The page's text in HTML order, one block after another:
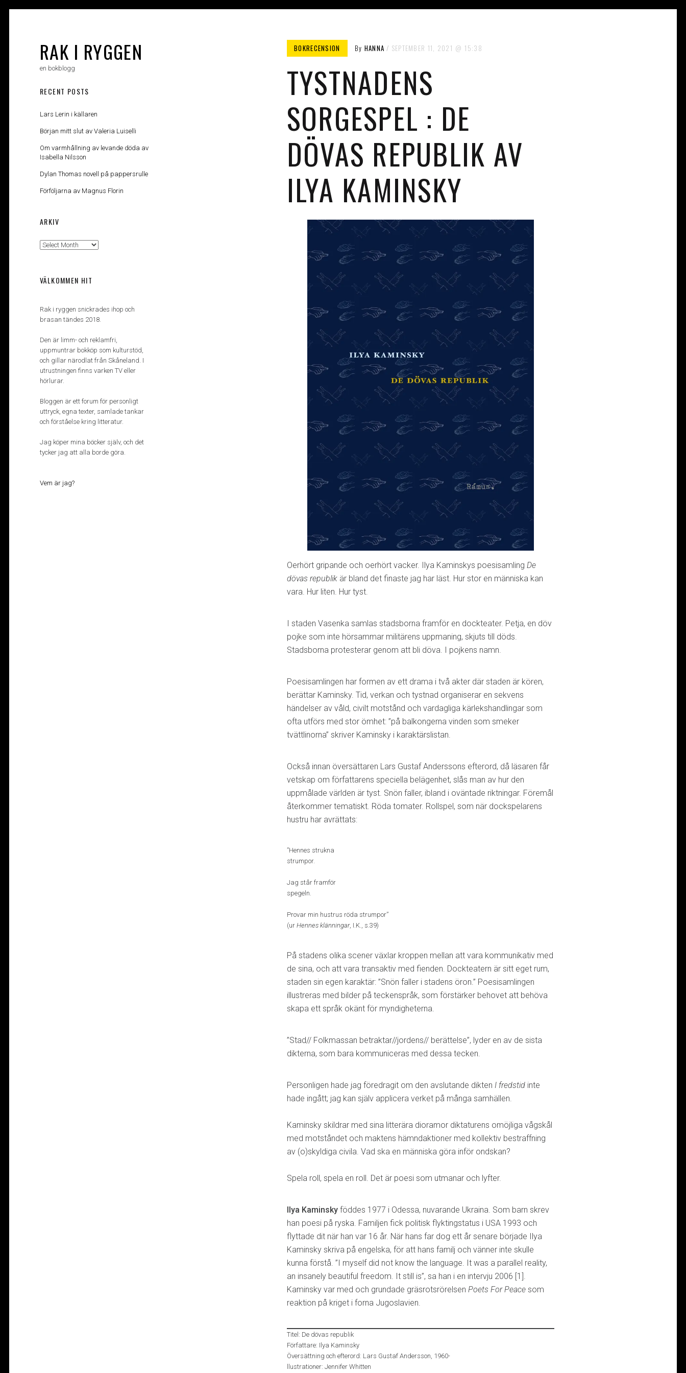
RAK I RYGGEN
en bokblogg
BOKRECENSION By HANNA SEPTEMBER 11, 2021 15:38
TYSTNADENS
SORGESPEL : DE
DÖVAS REPUBLIK AV
ILYA KAMINSKY
Oerhört gripande och oerhört vacker. Ilya Kaminskys poesisamling De
dövas republik är bland det finaste jag har läst. Hur stor en människa kan
vara. Hur liten. Hur tyst.
I staden Vasenka samlas stadsborna framför en dockteater. Petja, en döv
pojke som inte hörsammar militärens uppmaning, skjuts till döds.
Stadsborna protesterar genom att bli döva. I pojkens namn.
Poesisamlingen har formen av ett drama i två akter där staden är kören,
berättar Kaminsky. Tid, verkan och tystnad organiserar en sekvens
händelser av våld, civilt motstånd och vardagliga kärlekshandlingar som
ofta utförs med stor ömhet: ”på balkongerna vinden som smeker
tvättlinorna” skriver Kaminsky i karaktärslistan.
Också innan översättaren Lars Gustaf Anderssons efterord, då läsaren får
vetskap om författarens speciella belägenhet, slås man av hur den
uppmålade världen är tyst. Snön faller, ibland i oväntade riktningar. Föremål
återkommer tematiskt. Röda tomater. Rollspel, som när dockspelarens
hustru har avrättats:
”Hennes strukna
strumpor.
Jag står framför
spegeln.
Provar min hustrus röda strumpor”
(ur Hennes klänningar, I.K., s.39)
På stadens olika scener växlar kroppen mellan att vara kommunikativ med
de sina, och att vara transaktiv med fienden. Dockteatern är sitt eget rum,
staden sin egen karaktär: ”Snön faller i stadens öron.” Poesisamlingen
illustreras med bilder på teckenspråk, som förstärker behovet att behöva
skapa ett språk okänt för myndigheterna.
”Stad// Folkmassan betraktar//jordens// berättelse”, lyder en av de sista
dikterna, som bara kommuniceras med dessa tecken.
Personligen hade jag föredragit om den avslutande dikten I fredstid inte
hade ingått; jag kan själv applicera verket på många samhällen.
Kaminsky skildrar med sina litterära dioramor diktaturens omöjliga vågskål
med motståndet och maktens hämndaktioner med kollektiv bestraffning
av (o)skyldiga civila. Vad ska en människa göra inför ondskan?
Spela roll, spela en roll. Det är poesi som utmanar och lyfter.
Ilya Kaminsky föddes 1977 i Odessa, nuvarande Ukraina. Som barn skrev
han poesi på ryska. Familjen fick politisk flyktingstatus i USA 1993 och
flyttade dit när han var 16 år. När hans far dog ett år senare började Ilya
Kaminsky skriva på engelska, för att hans familj och vänner inte skulle
kunna förstå. ”I myself did not know the language. It was a parallel reality,
an insanely beautiful freedom. It still is”, sa han i en intervju 2006 [1].
Kaminsky var med och grundade gräsrotsrörelsen Poets For Peace som
reaktion på kriget i forna Jugoslavien.
Titel: De dövas republik
Författare: Ilya Kaminsky
Översättning och efterord: Lars Gustaf Andersson, 1960-
llustrationer: Jennifer Whitten
RECENT POSTS
Lars Lerin i källaren
Början mitt slut av Valeria Luiselli
Om varmhållning av levande döda av
Isabella Nilsson
Dylan Thomas novell på pappersrulle
Förföljarna av Magnus Florin
ARKIV
Arkiv
VÄLKOMMEN HIT
Rak i ryggen snickrades ihop och
brasan tändes 2018.
Den är limm- och reklamfri,
uppmuntrar bokköp som kulturstöd,
och gillar närodlat från Skåneland. I
utrustningen finns varken TV eller
hörlurar.
Bloggen är ett forum för personligt
uttryck, egna texter, samlade tankar
och förståelse kring litteratur.
Jag köper mina böcker själv, och det
tycker jag att alla borde göra.
Vem är jag?